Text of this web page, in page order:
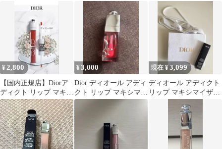
ップ マキシマイザー
021
001 PINK
¥2,800
【国内正規店】Diorア
ディクト リップ マキシ
マイザー 028 ディオー
ル 8
¥3,000
Dior ディオール アディ
クト リップ マキシマイ
ザー
現在 ¥3,099
ディオール アディクト
リップ マキシマイザー